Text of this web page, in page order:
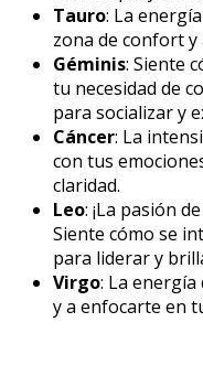
Tauro: La
zona de confort
Géminis: Siente
tu necesidad de
para socializar y
Cáncer: La
con tus
claridad.
Leo: ¡La pasión
Siente cómo se
para liderar y
Virgo: La
y a enfocarte en